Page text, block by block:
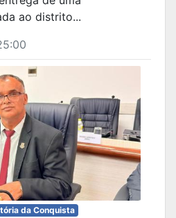
ao distrito...
da Conquista